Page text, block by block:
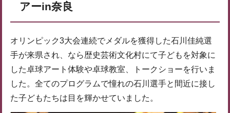
アーin奈良
オリンピック3大会連続でメダルを獲得した石川佳純選
手が来県され、なら歴史芸術文化村にて子どもを対象に
した卓球アート体験や卓球教室、トークショーを行いま
した。全てのプログラムで憧れの石川選手と間近に接し
た子どもたちは目を輝かせていました。